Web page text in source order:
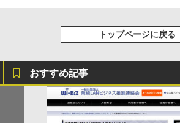
トップページに戻る
おすすめ記事